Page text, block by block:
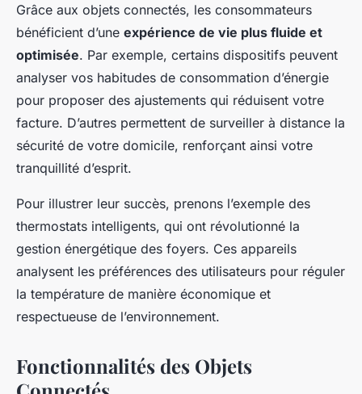
Grâce aux objets connectés, les consommateurs
bénéficient d’une expérience de vie plus fluide et
optimisée. Par exemple, certains dispositifs peuvent
analyser vos habitudes de consommation d’énergie
pour proposer des ajustements qui réduisent votre
facture. D’autres permettent de surveiller à distance la
sécurité de votre domicile, renforçant ainsi votre
tranquillité d’esprit.
Pour illustrer leur succès, prenons l’exemple des
thermostats intelligents, qui ont révolutionné la
gestion énergétique des foyers. Ces appareils
analysent les préférences des utilisateurs pour réguler
la température de manière économique et
respectueuse de l’environnement.
Fonctionnalités des Objets